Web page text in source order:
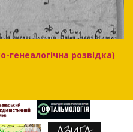
генеалогічна розвідка)